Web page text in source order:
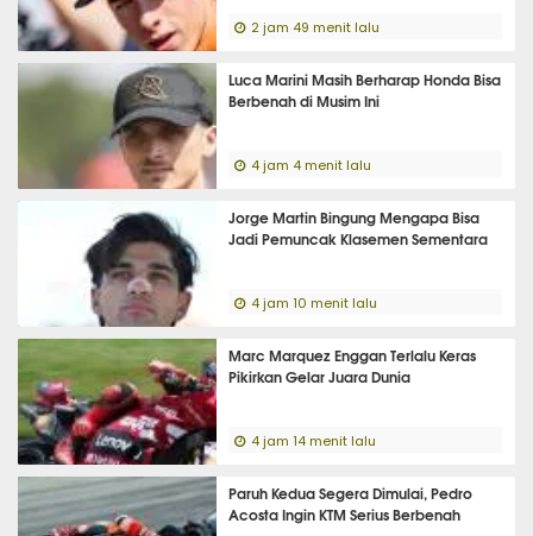
2 jam 49 menit lalu
Luca Marini Masih Berharap Honda Bisa
Berbenah di Musim Ini
4 jam 4 menit lalu
Jorge Martin Bingung Mengapa Bisa
Jadi Pemuncak Klasemen Sementara
4 jam 10 menit lalu
Marc Marquez Enggan Terlalu Keras
Pikirkan Gelar Juara Dunia
4 jam 14 menit lalu
Paruh Kedua Segera Dimulai, Pedro
Acosta Ingin KTM Serius Berbenah